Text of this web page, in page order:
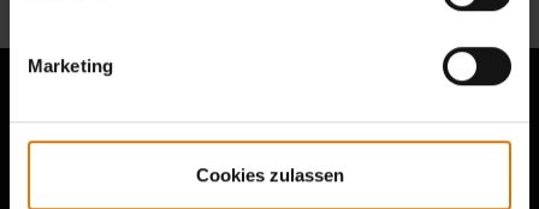
Marketing
Cookies zulassen
Berichte von anderen Grillern lesen